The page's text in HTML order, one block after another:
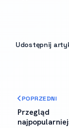
Udostępnij
POPRZEDNI
Przegląd